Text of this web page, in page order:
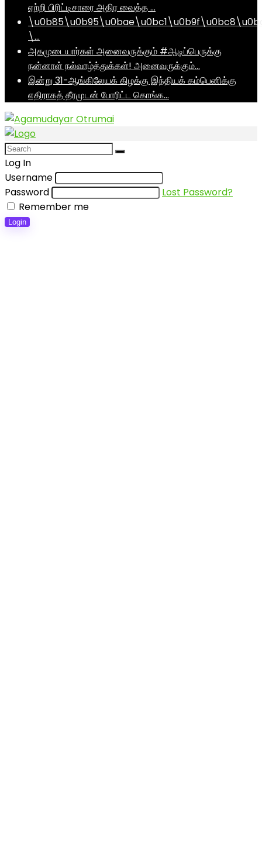
ஏற்றி பிரிட்டிசாரை அதிர வைத்த …
\…
அகமுடையார்கள் அனைவருக்கும் #ஆடிப்பெருக்கு
நன்னாள் நல்வாழ்த்துக்கள்! அனைவருக்கும்…
இன்று 31-ஆங்கிலேயக் கிழக்கு இந்தியக் கம்பெனிக்கு
எதிராகத் தீரமுடன் போரிட்ட கொங்க…
Log In
Username
Password
Lost Password?
Remember me
Login